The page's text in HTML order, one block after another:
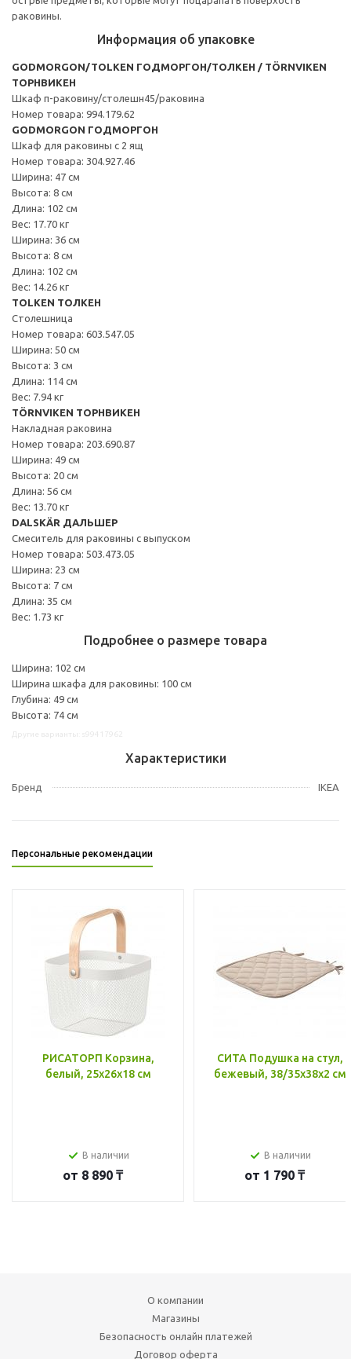
раковины.
Информация об упаковке
GODMORGON/TOLKEN ГОДМОРГОН/ТОЛКЕН / TÖRNVIKEN
ТОРНВИКЕН
Шкаф п-раковину/столешн45/раковина
Номер товара: 994.179.62
GODMORGON ГОДМОРГОН
Шкаф для раковины с 2 ящ
Номер товара: 304.927.46
Ширина: 47 см
Высота: 8 см
Длина: 102 см
Вес: 17.70 кг
Ширина: 36 см
Высота: 8 см
Длина: 102 см
Вес: 14.26 кг
TOLKEN ТОЛКЕН
Столешница
Номер товара: 603.547.05
Ширина: 50 см
Высота: 3 см
Длина: 114 см
Вес: 7.94 кг
TÖRNVIKEN ТОРНВИКЕН
Накладная раковина
Номер товара: 203.690.87
Ширина: 49 см
Высота: 20 см
Длина: 56 см
Вес: 13.70 кг
DALSKÄR ДАЛЬШЕР
Смеситель для раковины с выпуском
Номер товара: 503.473.05
Ширина: 23 см
Высота: 7 см
Длина: 35 см
Вес: 1.73 кг
Подробнее о размере товара
Ширина: 102 см
Ширина шкафа для раковины: 100 см
Глубина: 49 см
Высота: 74 см
Характеристики
Бренд IKEA
Персональные рекомендации
РИСАТОРП Корзина,
белый, 25x26x18 см
В наличии
от 8 890 ₸
СИТА Подушка на стул,
бежевый, 38/35x38x2 см
В наличии
от 1 790 ₸
О компании
Магазины
Безопасность онлайн платежей
Договор оферта